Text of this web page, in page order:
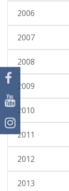
2006
2007
2008
2009
2010
2011
2012
2013